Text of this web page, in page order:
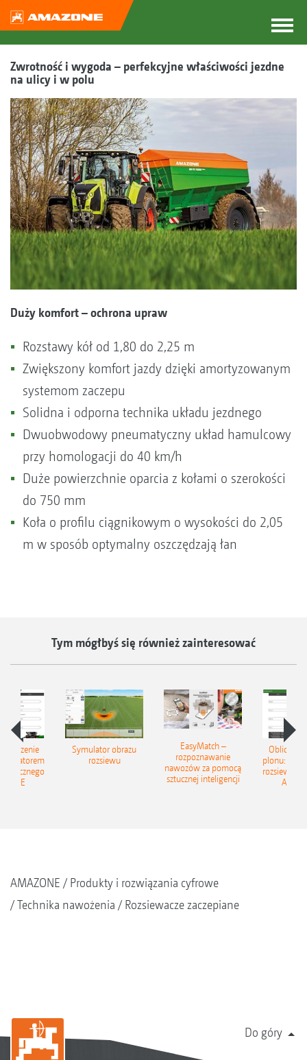
Zwrotność i wygoda – perfekcyjne właściwości jezdne
na ulicy i w polu
Duży komfort – ochrona upraw
Rozstawy kół od 1,80 do 2,25 m
Zwiększony komfort jazdy dzięki amortyzowanym
systemom zaczepu
Solidna i odporna technika układu jezdnego
Dwuobwodowy pneumatyczny układ hamulcowy
przy homologacji do 40 km/h
Duże powierzchnie oparcia z kołami o szerokości
do 750 mm
Koła o profilu ciągnikowym o wysokości do 2,05
m w sposób optymalny oszczędzają łan
Tym mógłbyś się również zainteresować
Symulator obrazu
rozsiewu
EasyMatch –
rozpoznawanie
nawozów za pomocą
sztucznej inteligencji
Oblicz
plonu: Z
rozsiewu
AMAZONE
Produkty i rozwiązania cyfrowe
Technika nawożenia
Rozsiewacze zaczepiane
Do góry